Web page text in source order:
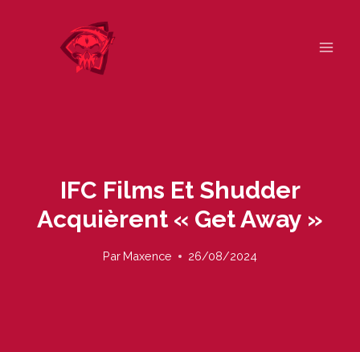
IFC Films Et Shudder
Acquièrent « Get Away »
Par Maxence 26/08/2024